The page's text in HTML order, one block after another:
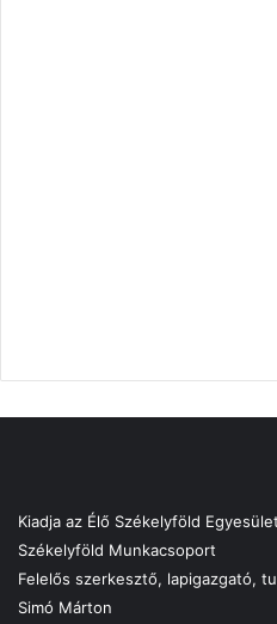
Kiadja az Élő Székelyföld
Székelyföld Munkacsoport
Felelős szerkesztő, lapigazgató,
Simó Márton